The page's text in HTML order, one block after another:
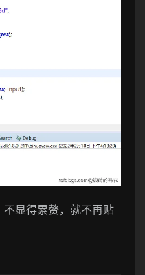
显得累赘，就不再贴